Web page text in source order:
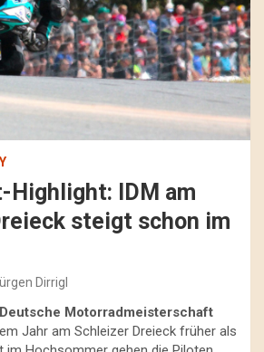
Highlight: IDM am
steigt schon im
Dirrigl
Motorradmeisterschaft
Jahr am Schleizer Dreieck früher als